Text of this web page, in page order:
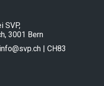
SVP,
3001 Bern
info@svp.ch | CH83